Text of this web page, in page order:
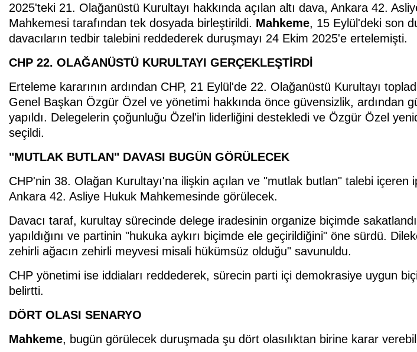
2025'teki 21. Olağanüstü Kurultayı hakkında açılan altı dava, Ankara 42.
Mahkemesi tarafından tek dosyada birleştirildi. Mahkeme, 15 Eylül'deki son
davacıların tedbir talebini reddederek duruşmayı 24 Ekim 2025'e ertelemişti.
CHP 22. OLAĞANÜSTÜ KURULTAYI GERÇEKLEŞTİRDİ
Erteleme kararının ardından CHP, 21 Eylül'de 22. Olağanüstü Kurultayı
Genel Başkan Özgür Özel ve yönetimi hakkında önce güvensizlik, ardından
yapıldı. Delegelerin çoğunluğu Özel'in liderliğini destekledi ve Özgür Özel
seçildi.
"MUTLAK BUTLAN" DAVASI BUGÜN GÖRÜLECEK
CHP'nin 38. Olağan Kurultayı'na ilişkin açılan ve "mutlak butlan" talebi içeren
Ankara 42. Asliye Hukuk Mahkemesinde görülecek.
Davacı taraf, kurultay sürecinde delege iradesinin organize biçimde
yapıldığını ve partinin "hukuka aykırı biçimde ele geçirildiğini" öne sürdü.
zehirli ağacın zehirli meyvesi misali hükümsüz olduğu" savunuldu.
CHP yönetimi ise iddiaları reddederek, sürecin parti içi demokrasiye uygun
belirtti.
DÖRT OLASI SENARYO
Mahkeme, bugün görülecek duruşmada şu dört olasılıktan birine karar